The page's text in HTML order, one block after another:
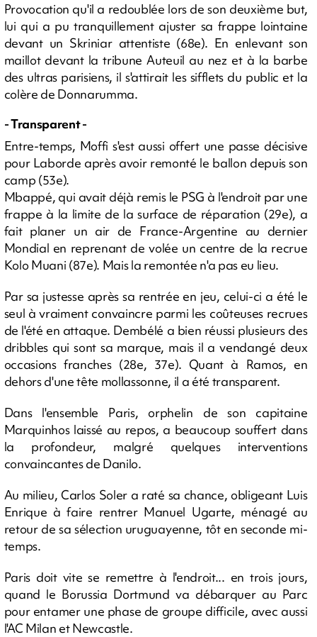
Provocation qu'il a redoublée lors de son deuxième but,
lui qui a pu tranquillement ajuster sa frappe lointaine
devant un Skriniar attentiste (68e). En enlevant son
maillot devant la tribune Auteuil au nez et à la barbe
des ultras parisiens, il s'attirait les sifflets du public et la
colère de Donnarumma.
- Transparent -
Entre-temps, Moffi s'est aussi offert une passe décisive
pour Laborde après avoir remonté le ballon depuis son
camp (53e).
Mbappé, qui avait déjà remis le PSG à l'endroit par une
frappe à la limite de la surface de réparation (29e), a
fait planer un air de France-Argentine au dernier
Mondial en reprenant de volée un centre de la recrue
Kolo Muani (87e). Mais la remontée n'a pas eu lieu.
Par sa justesse après sa rentrée en jeu, celui-ci a été le
seul à vraiment convaincre parmi les coûteuses recrues
de l'été en attaque. Dembélé a bien réussi plusieurs des
dribbles qui sont sa marque, mais il a vendangé deux
occasions franches (28e, 37e). Quant à Ramos, en
dehors d'une tête mollassonne, il a été transparent.
Dans l'ensemble Paris, orphelin de son capitaine
Marquinhos laissé au repos, a beaucoup souffert dans
la profondeur, malgré quelques interventions
convaincantes de Danilo.
Au milieu, Carlos Soler a raté sa chance, obligeant Luis
Enrique à faire rentrer Manuel Ugarte, ménagé au
retour de sa sélection uruguayenne, tôt en seconde mi-
temps.
Paris doit vite se remettre à l'endroit... en trois jours,
quand le Borussia Dortmund va débarquer au Parc
pour entamer une phase de groupe difficile, avec aussi
l'AC Milan et Newcastle.